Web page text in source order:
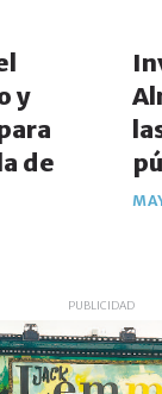
y
de
PUBLICIDAD